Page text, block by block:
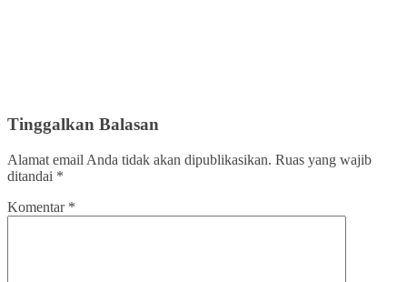
Tinggalkan Balasan
Alamat email Anda tidak akan dipublikasikan. Ruas yang wajib
ditandai *
Komentar *